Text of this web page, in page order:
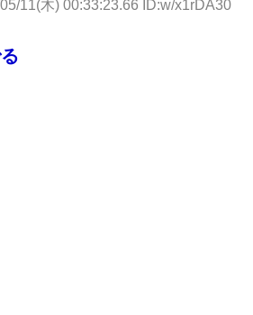
11(木) 00:33:23.66 ID:w/x1rDA30